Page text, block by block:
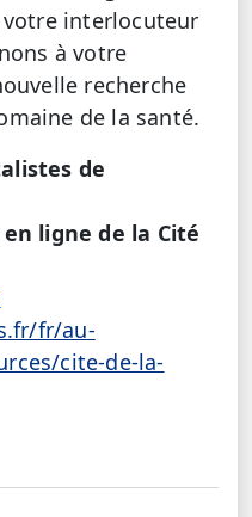
interlocuteur
à votre
recherche
de la santé.
de
ligne de la Cité
fr/au-
cite-de-la-